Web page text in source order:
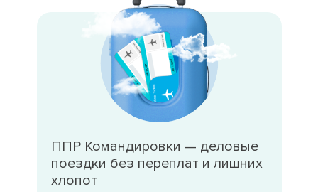
ППР Командировки — деловые
поездки без переплат и лишних
хлопот